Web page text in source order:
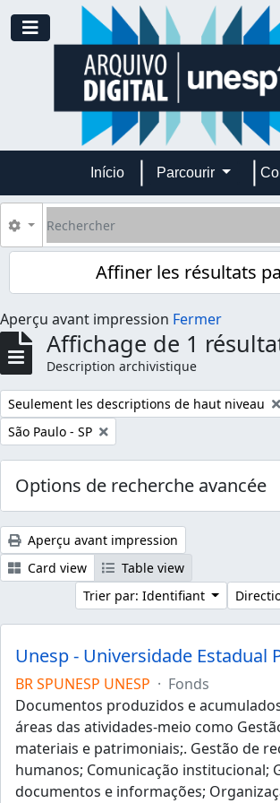
Skip to main content
Toggle navigation
Início Parcourir
Rechercher
Search options
Affiner les résultats
Aperçu avant impression Fermer
Affichage de 1
Description archivistique
Remove filter:
Seulement les descriptions de haut niveau
Remove filter:
São Paulo - SP
Options de recherche avancée
Aperçu avant impression
Card view
Table view
Trier par: Identifiant
BR SPUNESP UNESP · Fonds
Documentos produzidos e
áreas das atividades-meio como
materiais e patrimoniais;. Gestão de
humanos; Comunicação institucional;
documentos e informações;